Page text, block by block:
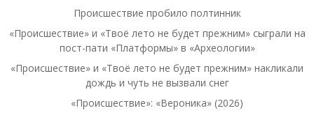
Происшествие пробило полтинник
«Происшествие» и «Твоё лето не будет прежним» сыграли на
пост-пати «Платформы» в «Археологии»
«Происшествие» и «Твоё лето не будет прежним» накликали
дождь и чуть не вызвали снег
«Происшествие»: «Вероника» (2026)